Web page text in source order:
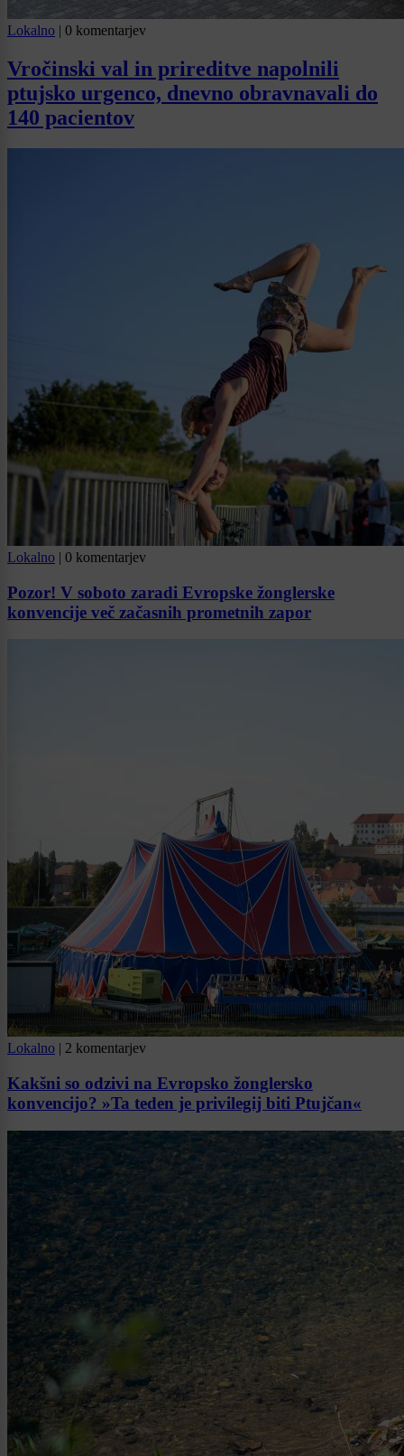
Lokalno | 0 komentarjev
Vročinski val in prireditve napolnili
ptujsko urgenco, dnevno obravnavali do
140 pacientov
Lokalno | 0 komentarjev
Pozor! V soboto zaradi Evropske žonglerske
konvencije več začasnih prometnih zapor
Lokalno 2 komentarjev
Kakšni so odzivi na Evropsko žonglersko
konvencijo? »Ta teden je privilegij biti Ptujčan«